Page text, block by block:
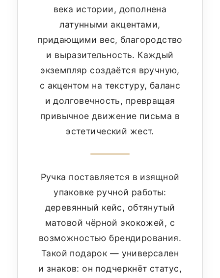
века истории, дополнена
латунными акцентами,
придающими вес, благородство
и выразительность. Каждый
экземпляр создаётся вручную,
с акцентом на текстуру, баланс
и долговечность, превращая
привычное движение письма в
эстетический жест.
Ручка поставляется в изящной
упаковке ручной работы:
деревянный кейс, обтянутый
матовой чёрной экокожей, с
возможностью брендирования.
Такой подарок — универсален
и знаков: он подчеркнёт статус,